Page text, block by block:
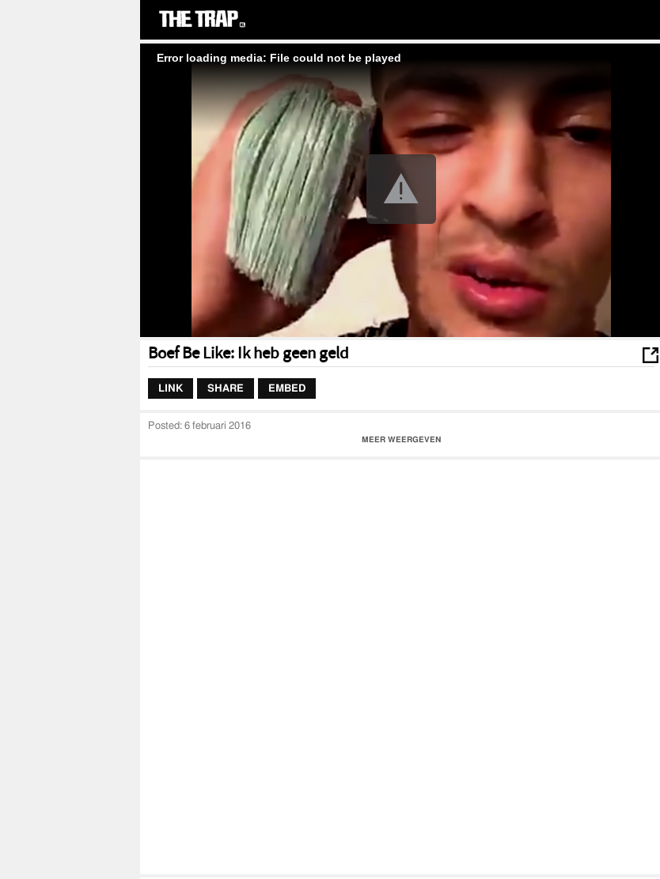
Error loading media: File could not be played
Boef Be Like: Ik heb geen geld
LINK SHARE EMBED
Posted: 6 februari 2016
MEER WEERGEVEN